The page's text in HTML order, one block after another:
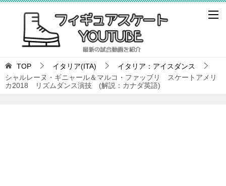
TOP イタリア(ITA)
イタリア：アイスダンス
シャルレーヌ・ギニャール＆マルコ・ファッブリ スケートアメリ
カ2018 リズムダンス演技 (解説：カナダ英語)